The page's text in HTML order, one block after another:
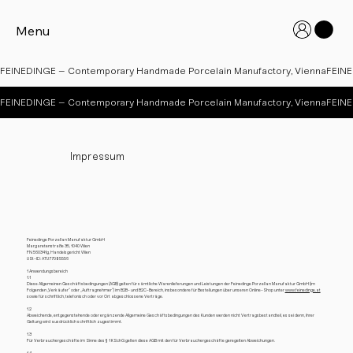
Menu
FEINEDINGE – Contemporary Handmade Porcelain Manufactory, Vienna
Feinedinge Porzellan Manufaktur GmbH
Margaretenstraße 35, 1040 Wien
FN 560341g, Handelsgericht Wien
USt-ID: ATU77085556
1 Anwendungsbereich
1.1
Diese Allgemeinen Geschäftsbedingungen (AGB) gelten für sämtliche Warenlieferungen und Leistungen der Feinedinge Porzellan Manufaktur GmbH (im
Folgenden „Verkäufer“ oder „Auftragnehmer“) im B2B- und B2C-Bereich, insbesondere für Bestellungen über unseren Online-Shop unterwww.feinedinge.at
sowie für schriftlich, telefonisch oder vor Ort abgeschlossene Verträge.
1.2
Abweichende, entgegenstehende oder ergänzende Allgemeine Geschäftsbedingungen des Kunden werden nicht Vertragsbestandteil, es sei denn, ihrer
Geltung wird ausdrücklich schriftlich zugestimmt.
1.3
Für Verbrauchergeschäfte im Sinne des § 1 KSchG gelten diese AGB mit den für Verbrauchergeschäfte geregelten Abweichungen.
Impressum
FEINEDINGE – Contemporary Handmade Porcelain Manufactory, Vienna